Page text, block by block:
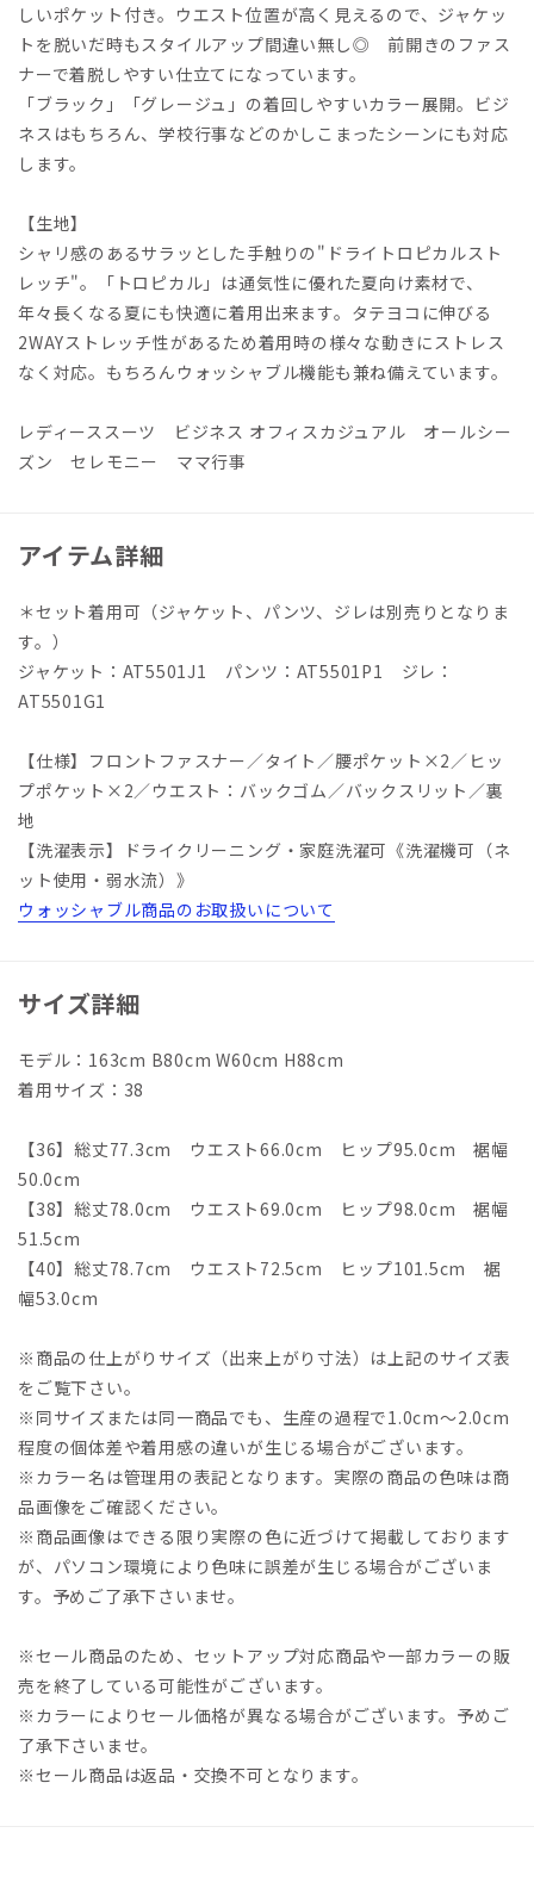
しいポケット付き。ウエスト位置が高く見えるので、ジャケッ
トを脱いだ時もスタイルアップ間違い無し◎ 前開きのファス
ナーで着脱しやすい仕立てになっています。
「ブラック」「グレージュ」の着回しやすいカラー展開。ビジ
ネスはもちろん、学校行事などのかしこまったシーンにも対応
します。
【生地】
シャリ感のあるサラッとした手触りの"ドライトロピカルスト
レッチ"。「トロピカル」は通気性に優れた夏向け素材で、
年々長くなる夏にも快適に着用出来ます。タテヨコに伸びる
2WAYストレッチ性があるため着用時の様々な動きにストレス
なく対応。もちろんウォッシャブル機能も兼ね備えています。
レディーススーツ ビジネス オフィスカジュアル オールシー
ズン セレモニー ママ行事
アイテム詳細
＊セット着用可（ジャケット、パンツ、ジレは別売りとなりま
す。）
ジャケット：AT5501J1 パンツ：AT5501P1 ジレ：
AT5501G1
【仕様】フロントファスナー／タイト／腰ポケット×2／ヒッ
プポケット×2／ウエスト：バックゴム／バックスリット／裏
地
【洗濯表示】ドライクリーニング・家庭洗濯可《洗濯機可（ネ
ット使用・弱水流）》
ウォッシャブル商品のお取扱いについて
サイズ詳細
モデル：163cm B80cm W60cm H88cm
着用サイズ：38
【36】総丈77.3cm ウエスト66.0cm ヒップ95.0cm 裾幅
50.0cm
【38】総丈78.0cm ウエスト69.0cm ヒップ98.0cm 裾幅
51.5cm
【40】総丈78.7cm ウエスト72.5cm ヒップ101.5cm 裾
幅53.0cm
※商品の仕上がりサイズ（出来上がり寸法）は上記のサイズ表
をご覧下さい。
※同サイズまたは同一商品でも、生産の過程で1.0cm～2.0cm
程度の個体差や着用感の違いが生じる場合がございます。
※カラー名は管理用の表記となります。実際の商品の色味は商
品画像をご確認ください。
※商品画像はできる限り実際の色に近づけて掲載しております
が、パソコン環境により色味に誤差が生じる場合がございま
す。予めご了承下さいませ。
※セール商品のため、セットアップ対応商品や一部カラーの販
売を終了している可能性がございます。
※カラーによりセール価格が異なる場合がございます。予めご
了承下さいませ。
※セール商品は返品・交換不可となります。